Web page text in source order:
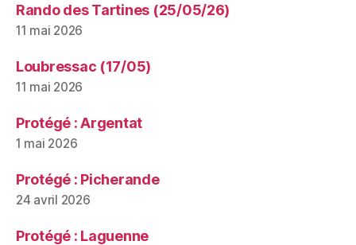
Rando des Tartines (25/05/26)
11 mai 2026
Loubressac (17/05)
11 mai 2026
Protégé : Argentat
1 mai 2026
Protégé : Picherande
24 avril 2026
Protégé : Laguenne